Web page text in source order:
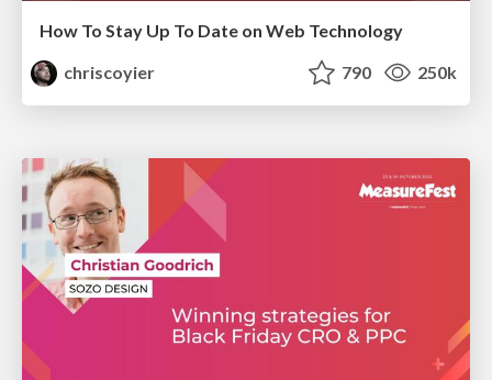
How To Stay Up To Date on Web Technology
chriscoyier
790 250k